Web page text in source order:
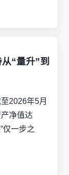
“量升”到
2026年5月
净值达
仅一步之